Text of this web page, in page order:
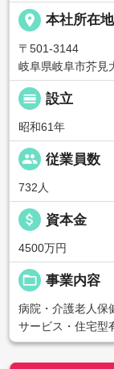
place 本社所在地
〒501-3144
岐阜県岐阜市芥見
calendar_view_day 設立
昭和61年
people 従業員数
732人
attach_money 資本金
4500万円
folder_open 事業内容
病院・介護老人保
サービス・住宅型